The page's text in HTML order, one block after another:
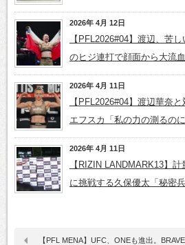
2026年 4月 12日
【PFL2026#04】渡辺、苦
のヒジ連打で顔面から大流
2026年 4月 11日
【PFL2026#04】渡辺華奈
エフスカ「私の力の測るの
2026年 4月 11日
【RIZIN LANDMARK13】
に挑戦する久保優太「秘密
【PFL MENA】UFC、ONEも進出。